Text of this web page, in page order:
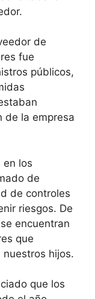
de
fue
públicos,
de la empresa
en los
de
de controles
riesgos. De
encuentran
que
nuestros hijos.
que los